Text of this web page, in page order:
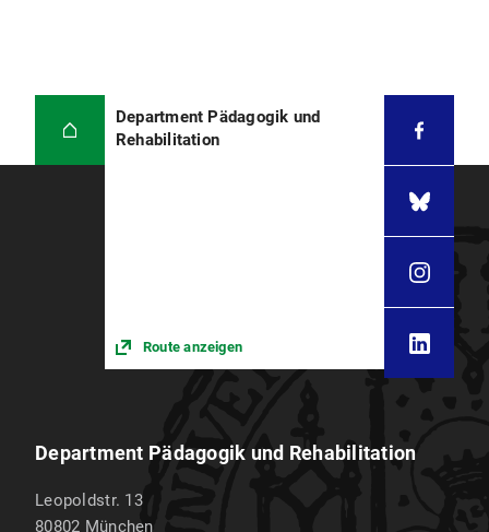
Department Pädagogik und
Rehabilitation
Route anzeigen
Department Pädagogik und Rehabilitation
Leopoldstr. 13
80802 München